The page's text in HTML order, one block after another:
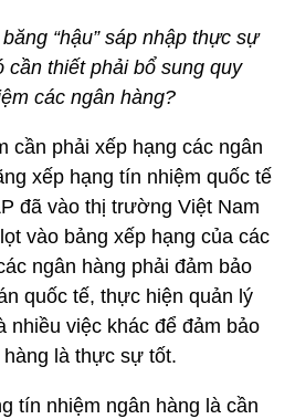
“hậu” sáp nhập thực sự
cần thiết phải bổ sung quy
các ngân hàng?
cần phải xếp hạng các ngân
xếp hạng tín nhiệm quốc tế
đã vào thị trường Việt Nam
vào bảng xếp hạng của các
ngân hàng phải đảm bảo
quốc tế, thực hiện quản lý
nhiều việc khác để đảm bảo
hàng là thực sự tốt.
tín nhiệm ngân hàng là cần